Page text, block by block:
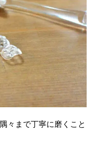
々まで丁寧に磨くこと